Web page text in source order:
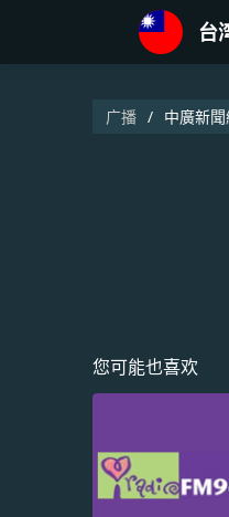
台
广播 中廣新
您可能也喜欢